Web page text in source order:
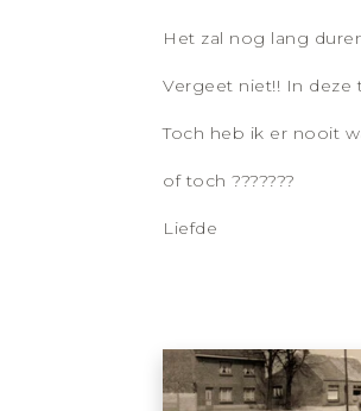
Het zal nog lang
Vergeet niet!! In deze
Toch heb ik er nooit
of toch ???????
Liefde